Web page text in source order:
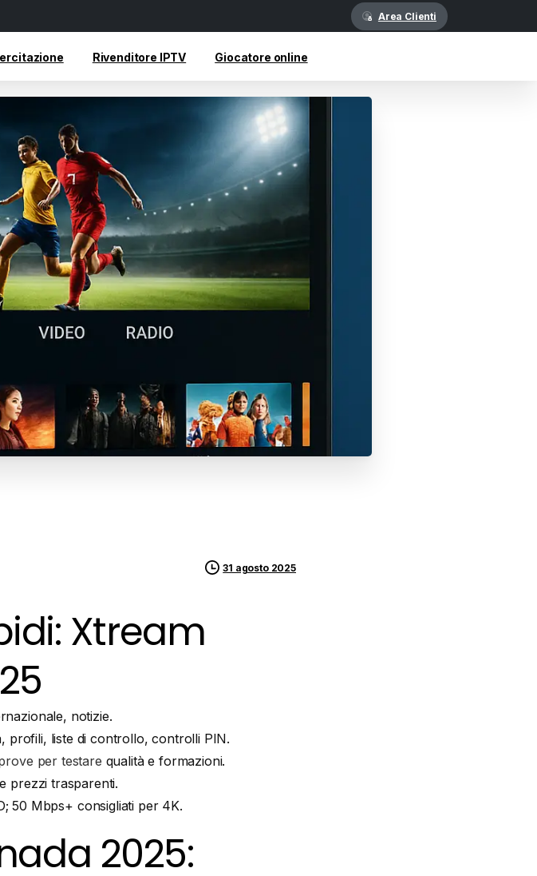
Area Clienti
Rivenditore IPTV Giocatore online
31 agosto 2025
Xtream
notizie.
profili, liste di controllo, controlli PIN.
per testare qualità e formazioni.
prezzi trasparenti.
50 Mbps+ consigliati per 4K.
2025: